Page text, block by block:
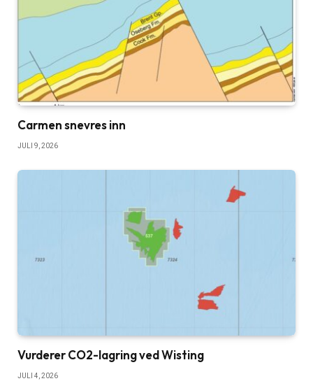
Carmen snevres inn
JULI 9, 2026
Vurderer CO2-lagring ved Wisting
JULI 4, 2026